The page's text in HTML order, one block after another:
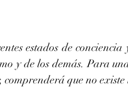
estados de
y de los demás. Para
que no